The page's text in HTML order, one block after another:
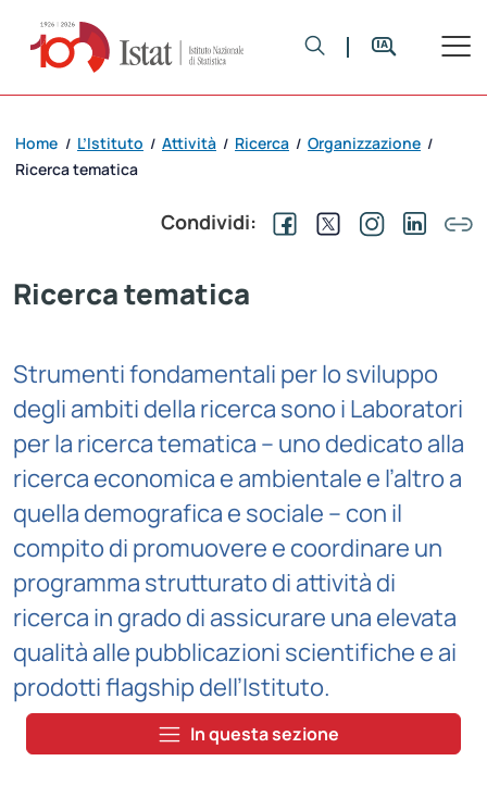
Home / L’Istituto / Attività / Ricerca / Organizzazione /
Ricerca tematica
Condividi:
Ricerca tematica
Strumenti fondamentali per lo sviluppo
degli ambiti della ricerca sono i Laboratori
per la ricerca tematica – uno dedicato alla
ricerca economica e ambientale e l’altro a
quella demografica e sociale – con il
compito di promuovere e coordinare un
programma strutturato di attività di
ricerca in grado di assicurare una elevata
qualità alle pubblicazioni scientifiche e ai
prodotti flagship dell’Istituto.
In questa sezione